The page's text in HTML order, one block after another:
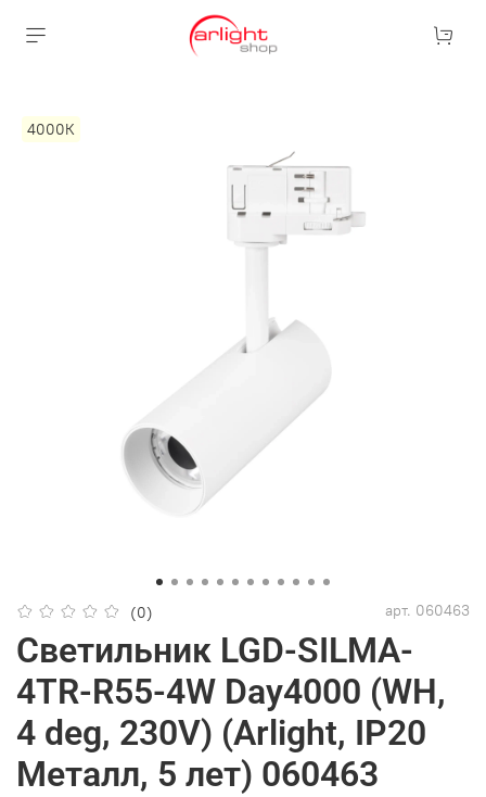
4000К
(0) арт. 060463
Светильник LGD-SILMA-
4TR-R55-4W Day4000 (WH,
4 deg, 230V) (Arlight, IP20
Металл, 5 лет) 060463